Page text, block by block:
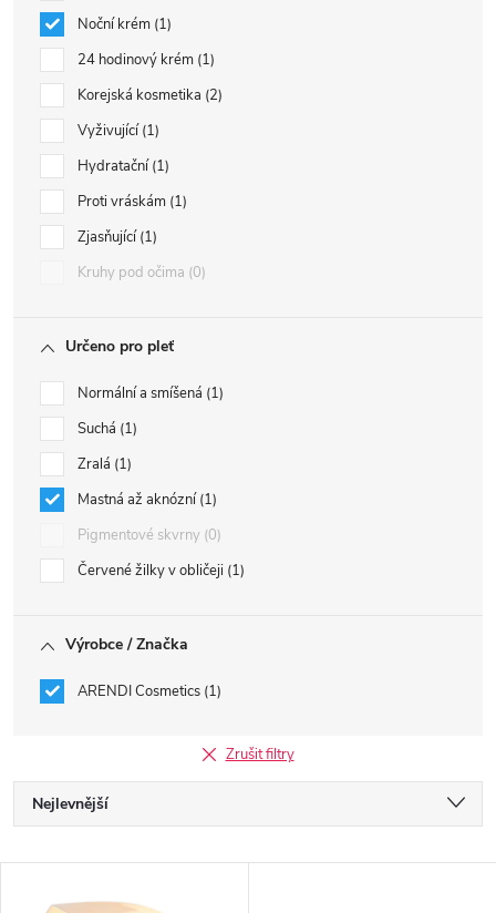
Noční krém 1
24 hodinový krém 1
Korejská kosmetika 2
Vyživující 1
Hydratační 1
Proti vráskám 1
Zjasňující 1
Kruhy pod očima 0
Určeno pro pleť
Normální a smíšená 1
Suchá 1
Zralá 1
Mastná až aknózní 1
Pigmentové skvrny 0
Červené žilky v obličeji 1
Výrobce / Značka
ARENDI Cosmetics 1
Zrušit filtry
Ř
a
Nejlevnější